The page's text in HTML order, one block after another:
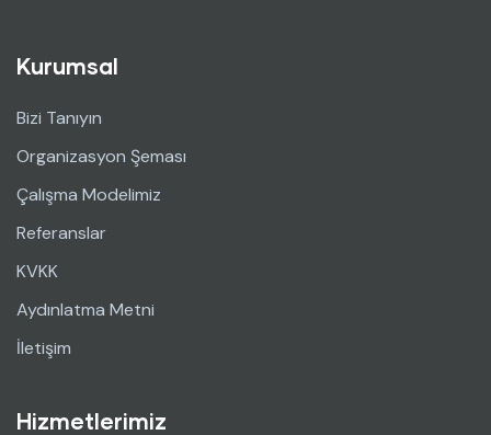
Kurumsal
Bizi Tanıyın
Organizasyon Şeması
Çalışma Modelimiz
Referanslar
KVKK
Aydınlatma Metni
İletişim
Hizmetlerimiz